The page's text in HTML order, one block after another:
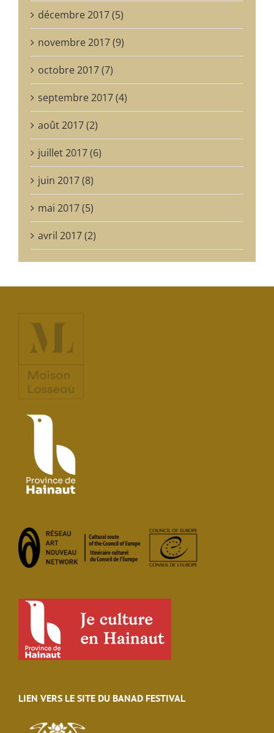
décembre 2017 (5)
novembre 2017 (9)
octobre 2017 (7)
septembre 2017 (4)
août 2017 (2)
juillet 2017 (6)
juin 2017 (8)
mai 2017 (5)
avril 2017 (2)
LIEN VERS LE SITE DU BANAD FESTIVAL